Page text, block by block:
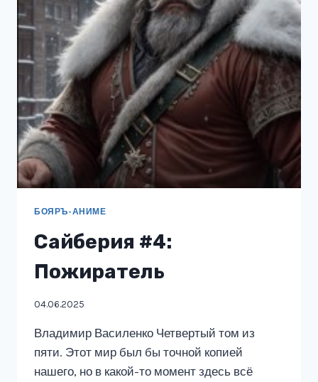
БОЯРЪ-АНИМЕ
Сайберия #4:
Пожиратель
04.06.2025
Владимир Василенко Четвертый том из
пяти. Этот мир был бы точной копией
нашего, но в какой-то момент здесь всё